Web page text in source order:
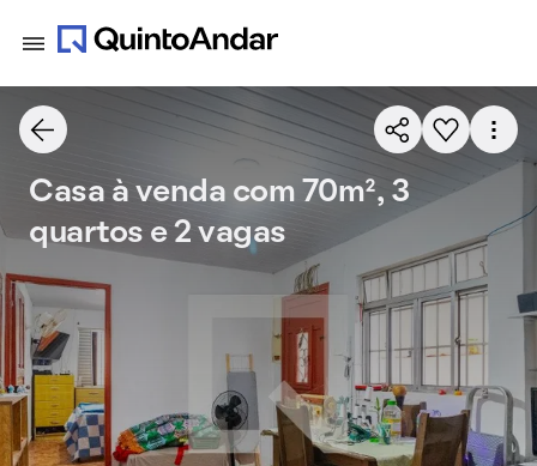
Casa à venda com 70m², 3
quartos e 2 vagas